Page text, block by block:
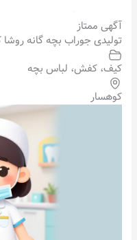
آگهی ممتاز
تولیدی جوراب بچه گانه روشا
کیف، کفش، لباس بچه
کوهسار